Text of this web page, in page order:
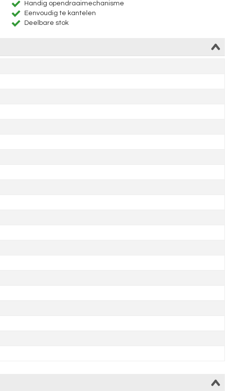
Handig opendraaimechanisme
Eenvoudig te kantelen
Deelbare stok